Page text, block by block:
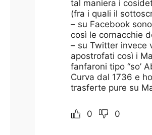
tal maniera i
(fra i quali il
– su Facebook
così le cornacchie
– su Twitter invece
apostrofati così i
fanfaroni tipo “so’
Curva dal 1736 e
trasferte pure su
0 0